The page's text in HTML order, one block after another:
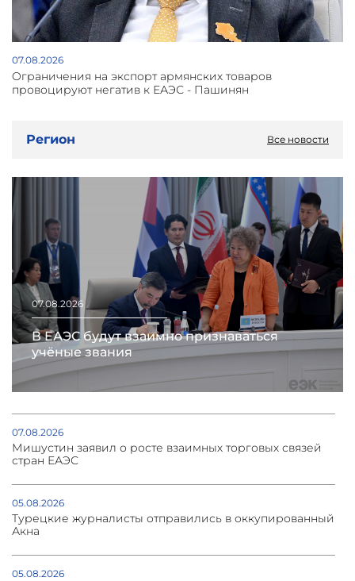
07.08.2026
Oграничения на экспорт армянских товаров
провоцируют негатив к ЕАЭС - Пашинян
Регион Все новости
07.08.2026
В ЕАЭС будут взаимно признаваться
учёные звания
07.08.2026
Мишустин заявил о росте взаимных торговых связей
стран ЕАЭС
05.08.2026
Турецкие журналисты отправились в оккупированный
Акна
05.08.2026